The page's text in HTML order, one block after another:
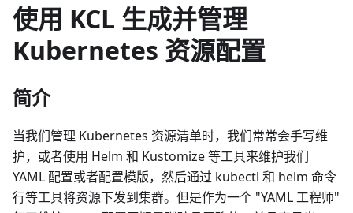
使用 KCL 生成并管理
Kubernetes 资源配置
简介
当我们管理 Kubernetes 资源清单时，我们常常会手写维
护，或者使用 Helm 和 Kustomize 等工具来维护我们
YAML 配置或者配置模版，然后通过 kubectl 和 helm 命令
行等工具将资源下发到集群。但是作为一个 "YAML 工程师"